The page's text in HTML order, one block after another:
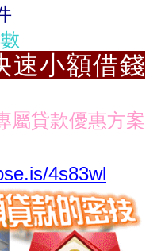
速小額借錢
屬貸款優惠方案
4s83wl